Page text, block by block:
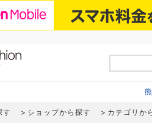
す ショップから探す カテゴリか